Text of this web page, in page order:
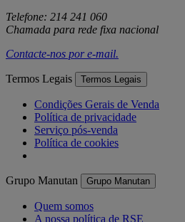
Telefone: 214 241 060
Chamada para rede fixa nacional
Contacte-nos pore-mail.
Termos Legais Termos Legais
Condições Gerais de Venda
Política de privacidade
Serviço pós-venda
Política de cookies
Grupo Manutan Grupo Manutan
Quem somos
A nossa política de RSE